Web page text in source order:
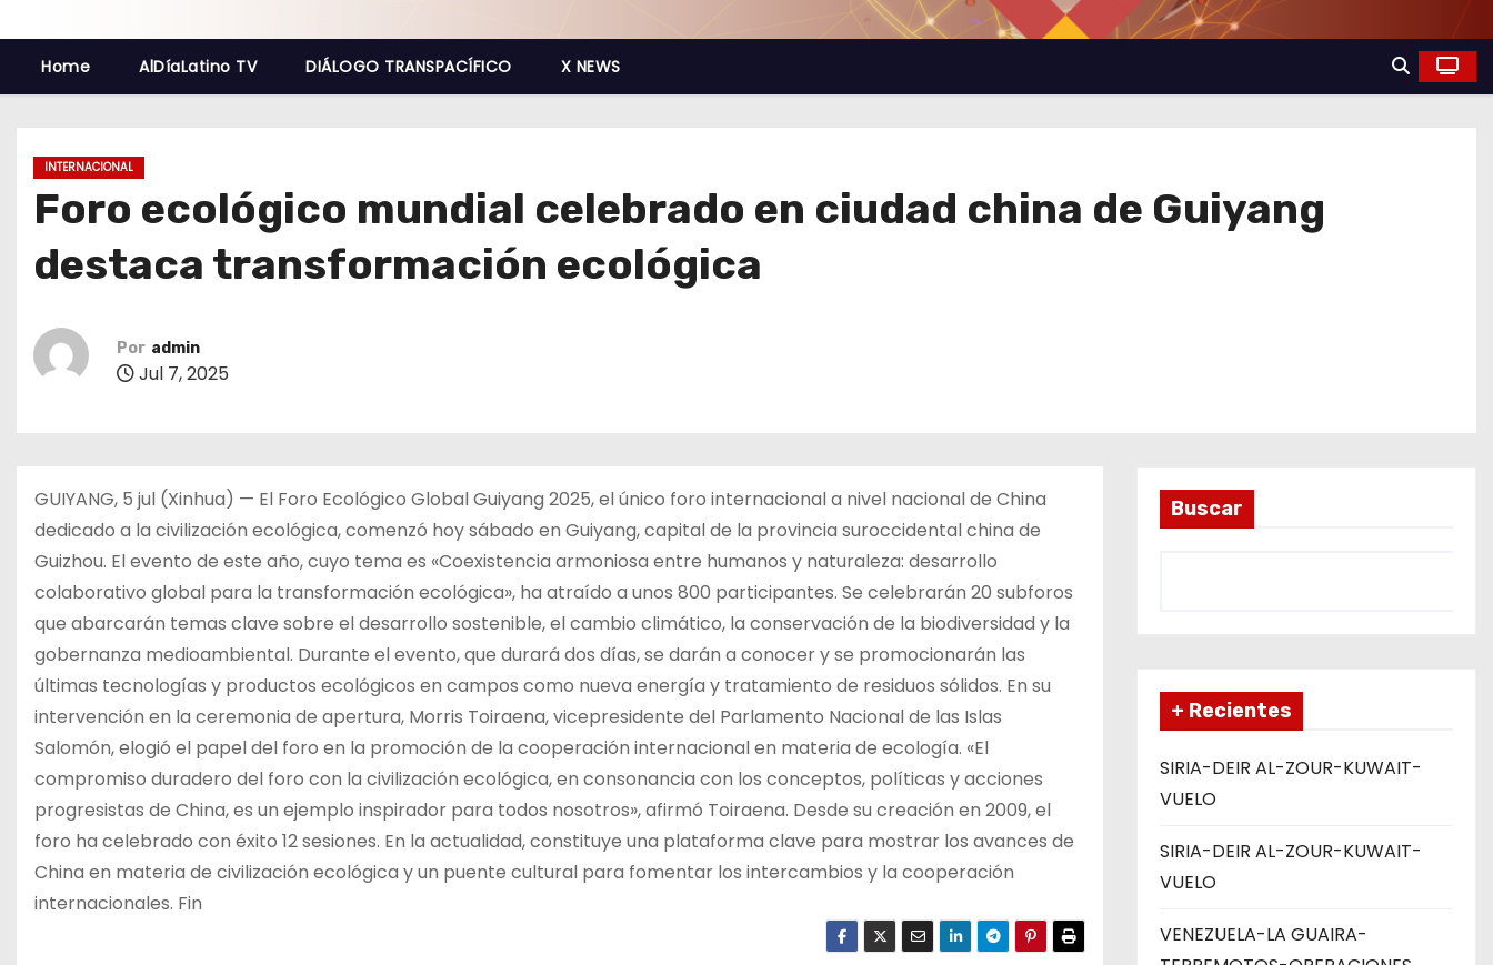
Home AlDíaLatino TV DIÁLOGO TRANSPACÍFICO X NEWS
INTERNACIONAL
Foro ecológico mundial celebrado en ciudad china de Guiyang
destaca transformación ecológica
Por admin
Jul 7, 2025
GUIYANG, 5 jul (Xinhua) — El Foro Ecológico Global Guiyang 2025, el único foro internacional a nivel nacional de China
dedicado a la civilización ecológica, comenzó hoy sábado en Guiyang, capital de la provincia suroccidental china de
Guizhou. El evento de este año, cuyo tema es «Coexistencia armoniosa entre humanos y naturaleza: desarrollo
colaborativo global para la transformación ecológica», ha atraído a unos 800 participantes. Se celebrarán 20 subforos
que abarcarán temas clave sobre el desarrollo sostenible, el cambio climático, la conservación de la biodiversidad y la
gobernanza medioambiental. Durante el evento, que durará dos días, se darán a conocer y se promocionarán las
últimas tecnologías y productos ecológicos en campos como nueva energía y tratamiento de residuos sólidos. En su
intervención en la ceremonia de apertura, Morris Toiraena, vicepresidente del Parlamento Nacional de las Islas
Salomón, elogió el papel del foro en la promoción de la cooperación internacional en materia de ecología. «El
compromiso duradero del foro con la civilización ecológica, en consonancia con los conceptos, políticas y acciones
progresistas de China, es un ejemplo inspirador para todos nosotros», afirmó Toiraena. Desde su creación en 2009, el
foro ha celebrado con éxito 12 sesiones. En la actualidad, constituye una plataforma clave para mostrar los avances de
China en materia de civilización ecológica y un puente cultural para fomentar los intercambios y la cooperación
internacionales. Fin
Buscar
+ Recientes
SIRIA-DEIR AL-ZOUR-KUWAIT-
VUELO
SIRIA-DEIR AL-ZOUR-KUWAIT-
VUELO
VENEZUELA-LA GUAIRA-